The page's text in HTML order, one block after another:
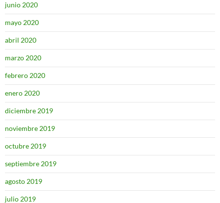
junio 2020
mayo 2020
abril 2020
marzo 2020
febrero 2020
enero 2020
diciembre 2019
noviembre 2019
octubre 2019
septiembre 2019
agosto 2019
julio 2019